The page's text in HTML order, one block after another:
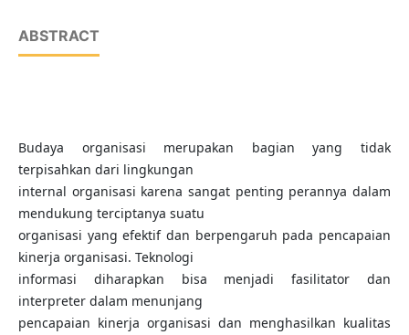
ABSTRACT
Budaya organisasi merupakan bagian yang tidak
terpisahkan dari lingkungan
internal organisasi karena sangat penting perannya dalam
mendukung terciptanya suatu
organisasi yang efektif dan berpengaruh pada pencapaian
kinerja organisasi. Teknologi
informasi diharapkan bisa menjadi fasilitator dan
interpreter dalam menunjang
pencapaian kinerja organisasi dan menghasilkan kualitas